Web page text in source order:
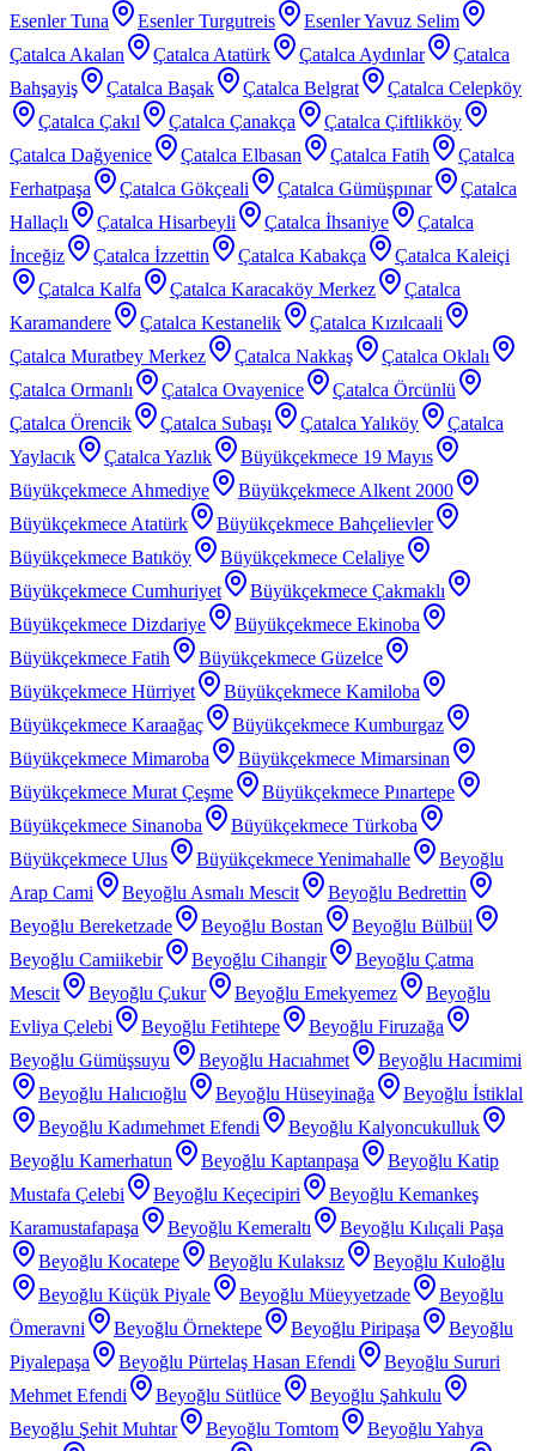
Esenler Tuna
Esenler Turgutreis
Esenler Yavuz Selim
Çatalca Akalan
Çatalca Atatürk Çatalca Aydınlar
Çatalca
Bahşayiş
Çatalca Başak Çatalca Belgrat
Çatalca Celepköy
Çatalca Çakıl
Çatalca Çanakça
Çatalca Çiftlikköy
Çatalca Dağyenice
Çatalca Elbasan Çatalca Fatih
Çatalca
Ferhatpaşa
Çatalca Gökçeali Çatalca Gümüşpınar
Çatalca
Hallaçlı
Çatalca Hisarbeyli Çatalca İhsaniye
Çatalca
İnceğiz
Çatalca İzzettin Çatalca Kabakça
Çatalca Kaleiçi
Çatalca Kalfa
Çatalca Karacaköy Merkez
Çatalca
Karamandere
Çatalca Kestanelik
Çatalca Kızılcaali
Çatalca Muratbey Merkez
Çatalca Nakkaş
Çatalca Oklalı
Çatalca Ormanlı
Çatalca Ovayenice
Çatalca Örcünlü
Çatalca Örencik
Çatalca Subaşı Çatalca Yalıköy
Çatalca
Yaylacık
Çatalca Yazlık
Büyükçekmece 19 Mayıs
Büyükçekmece Ahmediye
Büyükçekmece Alkent 2000
Büyükçekmece Atatürk
Büyükçekmece Bahçelievler
Büyükçekmece Batıköy
Büyükçekmece Celaliye
Büyükçekmece Cumhuriyet
Büyükçekmece Çakmaklı
Büyükçekmece Dizdariye
Büyükçekmece Ekinoba
Büyükçekmece Fatih
Büyükçekmece Güzelce
Büyükçekmece Hürriyet
Büyükçekmece Kamiloba
Büyükçekmece Karaağaç
Büyükçekmece Kumburgaz
Büyükçekmece Mimaroba
Büyükçekmece Mimarsinan
Büyükçekmece Murat Çeşme
Büyükçekmece Pınartepe
Büyükçekmece Sinanoba
Büyükçekmece Türkoba
Büyükçekmece Ulus
Büyükçekmece Yenimahalle
Beyoğlu
Arap Cami
Beyoğlu Asmalı Mescit
Beyoğlu Bedrettin
Beyoğlu Bereketzade
Beyoğlu Bostan
Beyoğlu Bülbül
Beyoğlu Camiikebir
Beyoğlu Cihangir
Beyoğlu Çatma
Mescit
Beyoğlu Çukur Beyoğlu Emekyemez
Beyoğlu
Evliya Çelebi
Beyoğlu Fetihtepe
Beyoğlu Firuzağa
Beyoğlu Gümüşsuyu
Beyoğlu Hacıahmet
Beyoğlu Hacımimi
Beyoğlu Halıcıoğlu
Beyoğlu Hüseyinağa
Beyoğlu İstiklal
Beyoğlu Kadımehmet Efendi
Beyoğlu Kalyoncukulluk
Beyoğlu Kamerhatun
Beyoğlu Kaptanpaşa
Beyoğlu Katip
Mustafa Çelebi
Beyoğlu Keçecipiri
Beyoğlu Kemankeş
Karamustafapaşa
Beyoğlu Kemeraltı
Beyoğlu Kılıçali Paşa
Beyoğlu Kocatepe
Beyoğlu Kulaksız
Beyoğlu Kuloğlu
Beyoğlu Küçük Piyale
Beyoğlu Müeyyetzade
Beyoğlu
Ömeravni
Beyoğlu Örnektepe Beyoğlu Piripaşa
Beyoğlu
Piyalepaşa
Beyoğlu Pürtelaş Hasan Efendi
Beyoğlu Sururi
Mehmet Efendi
Beyoğlu Sütlüce
Beyoğlu Şahkulu
Beyoğlu Şehit Muhtar
Beyoğlu Tomtom
Beyoğlu Yahya